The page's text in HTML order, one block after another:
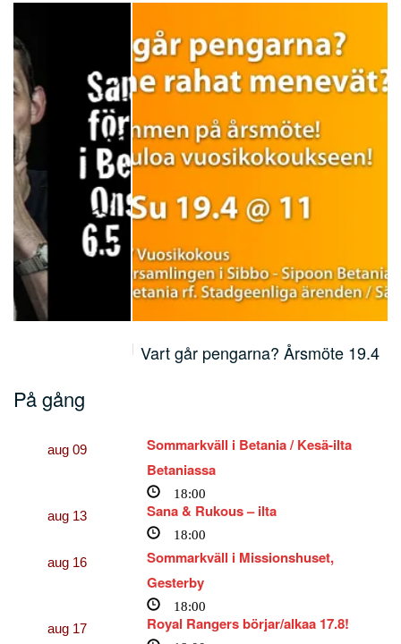
Vart går pengarna? Årsmöte 19.4
På gång
aug 09
Sommarkväll i Betania / Kesä-ilta
Betaniassa
18:00
aug 13 Sana & Rukous – ilta
18:00
aug 16
Sommarkväll i Missionshuset,
Gesterby
18:00
aug 17 Royal Rangers börjar/alkaa 17.8!